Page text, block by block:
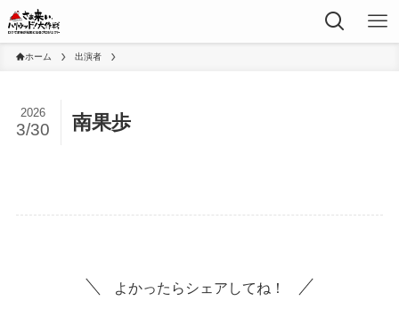
ホーム 出演者
南果歩
2026
3/30
よかったらシェアしてね！